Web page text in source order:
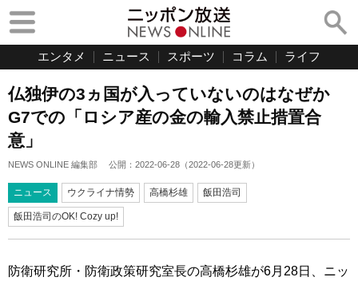
エンタメ ニュース スポーツ コラム ライフ
仏独伊の3ヵ国が入っていないのはなぜか
G7での「ロシア産の金の輸入禁止措置合
意」
NEWS ONLINE 編集部 公開： 2022-06-28 （2022-06-28更新）
ニュース ウクライナ情勢 高橋杉雄 飯田浩司
飯田浩司のOK! Cozy up!
防衛研究所・防衛政策研究室長の高橋杉雄が6月28日、ニッ